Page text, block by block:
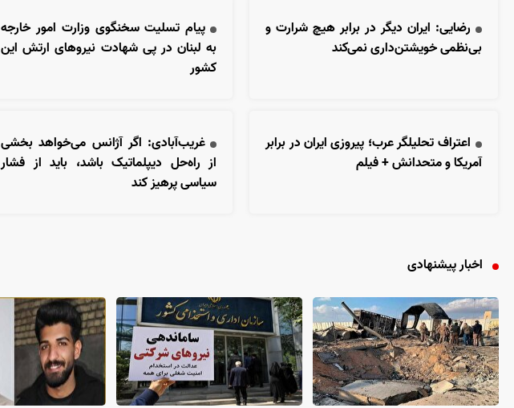
رضایی: ایران دیگر در برابر هیچ شرارت و
بی‌نظمی خویشتن‌داری نمی‌کند
پیام تسلیت سخنگوی وزارت امور خارجه
به لبنان در پی شهادت نیرو‌های ارتش این
کشور
اعتراف تحلیلگر عرب؛ پیروزی ایران در برابر
آمریکا و متحدانش + فیلم
غریب‌آبادی: اگر آژانس می‌خواهد بخشی
از راه‌حل دیپلماتیک باشد، باید از فشار
سیاسی پرهیز کند
اخبار پیشنهادی